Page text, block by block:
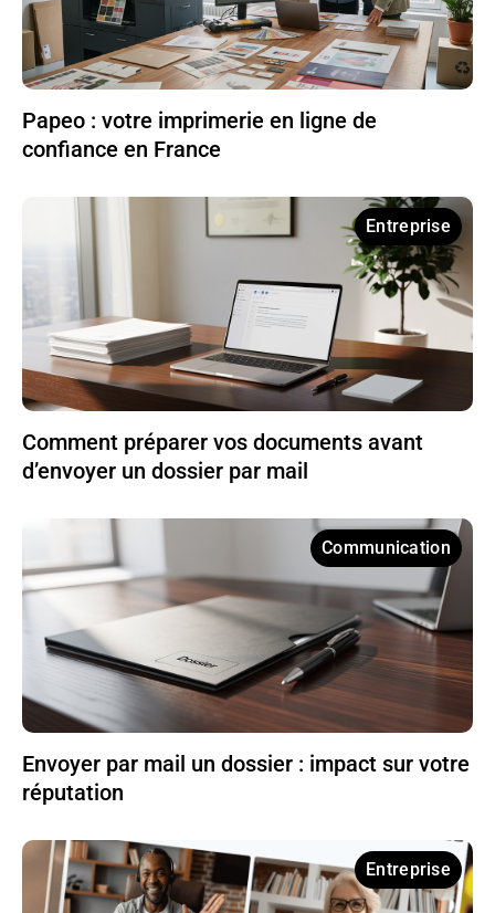
Papeo : votre imprimerie en ligne de
confiance en France
Entreprise
Comment préparer vos documents avant
d’envoyer un dossier par mail
Communication
Envoyer par mail un dossier : impact sur votre
réputation
Entreprise